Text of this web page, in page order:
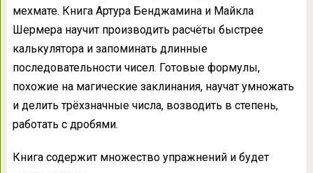
мехмате. Книга Артура Бенджамина и Майкла
Шермера научит производить расчёты быстрее
калькулятора и запоминать длинные
последовательности чисел. Готовые формулы,
похожие на магические заклинания, научат умножать
и делить трёхзначные числа, возводить в степень,
работать с дробями.
Книга содержит множество упражнений и будет